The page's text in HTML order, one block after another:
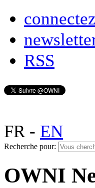
RSS
FR- EN
Recherche pour:
OWNI